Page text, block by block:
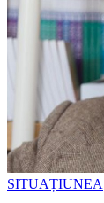
SITUAȚIUNEA